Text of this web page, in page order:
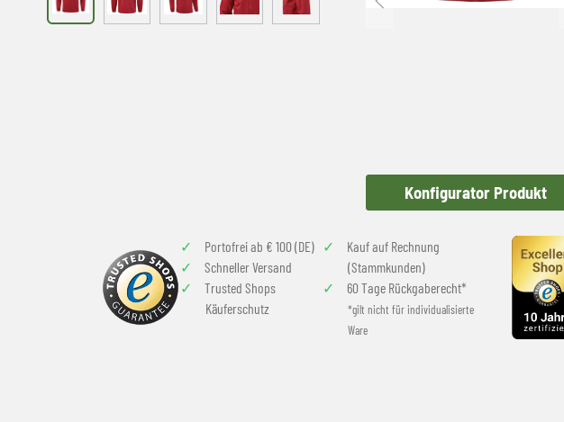
Konfigurator Produkt
Portofrei ab € 100 (DE)
Schneller Versand
Trusted Shops
Käuferschutz
Kauf auf Rechnung
(Stammkunden)
60 Tage Rückgaberecht*
*gilt nicht für individualisierte
Ware